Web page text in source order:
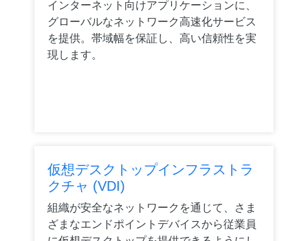
インターネット向けアプリケーションに、
グローバルなネットワーク高速化サービス
を提供。帯域幅を保証し、高い信頼性を実
現します。
仮想デスクトップインフラストラ
クチャ (VDI)
組織が安全なネットワークを通じて、さま
ざまなエンドポイントデバイスから従業員